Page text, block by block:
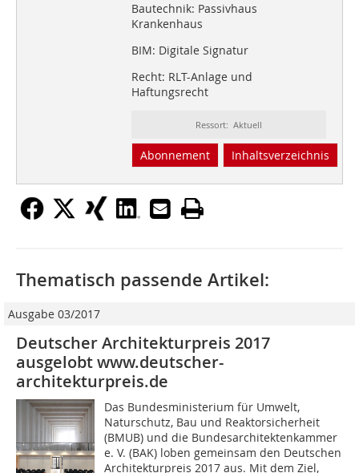
Bautechnik: Passivhaus
Krankenhaus
BIM: Digitale Signatur
Recht: RLT-Anlage und
Haftungsrecht
Ressort: Aktuell
Abonnement Inhaltsverzeichnis
Thematisch passende Artikel:
Ausgabe 03/2017
Deutscher Architekturpreis 2017
ausgelobt www.deutscher-
architekturpreis.de
Das Bundesministerium für Umwelt,
Naturschutz, Bau und Reaktorsicherheit
(BMUB) und die Bundesarchitektenkammer
e. V. (BAK) loben gemeinsam den Deutschen
Architekturpreis 2017 aus. Mit dem Ziel,